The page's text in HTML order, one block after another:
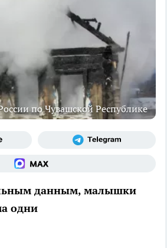
по Чувашской Республике
данным, малышки
одни